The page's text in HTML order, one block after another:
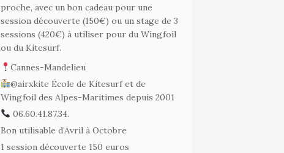
proche, avec un bon cadeau pour une
session découverte (150€) ou un stage de 3
sessions (420€) à utiliser pour du Wingfoil
ou du Kitesurf.
Cannes-Mandelieu
@airxkite École de Kitesurf et de
Wingfoil des Alpes-Maritimes depuis 2001
06.60.41.87.34.
Bon utilisable d’Avril à Octobre
1 session découverte 150 euros